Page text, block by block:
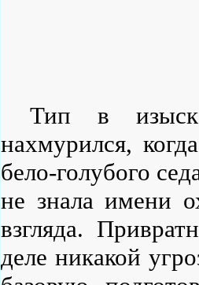
Тип в
нахмурился,
бело-голубого
не знала имени
взгляда.
деле никакой